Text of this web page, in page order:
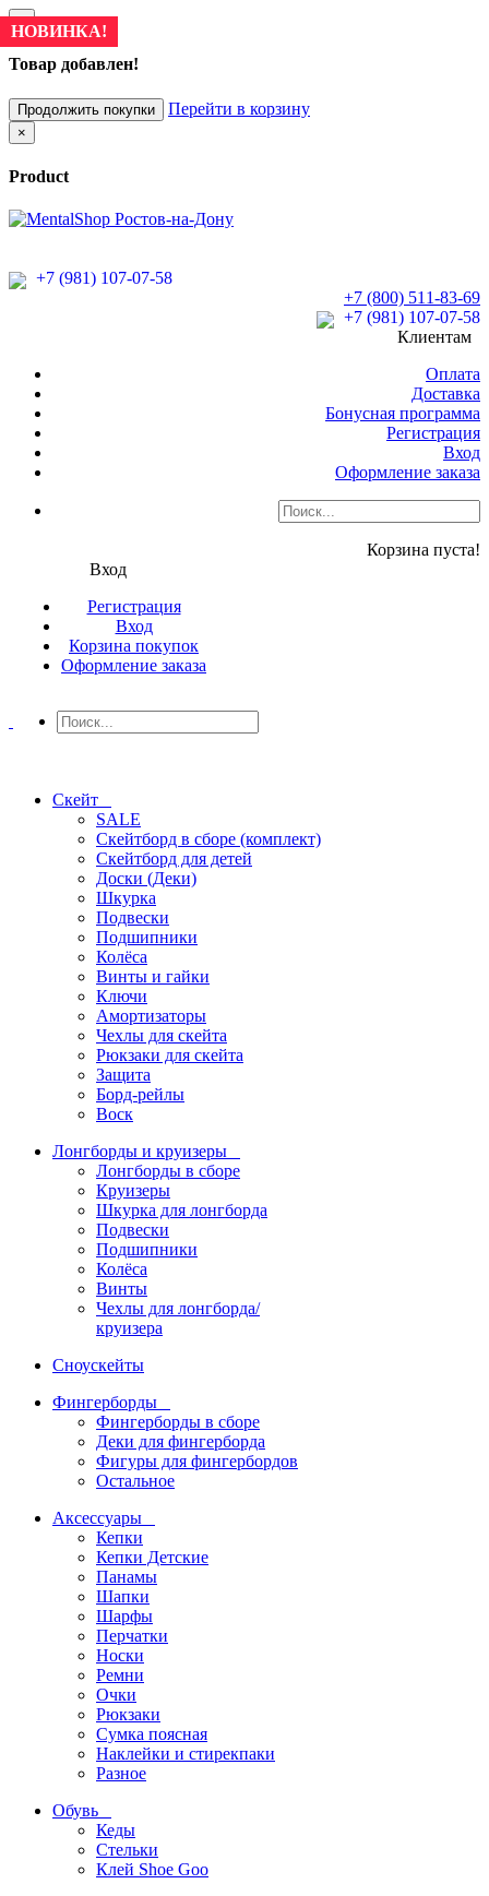
×
Товар добавлен!
Продолжить покупки Перейти в корзину
×
Product
+7 (981) 107-07-58
+7 (800) 511-83-69
+7 (981) 107-07-58
Клиентам
Оплата
Доставка
Бонусная программа
Регистрация
Вход
Оформление заказа
Корзина пуста!
Вход
Регистрация
Вход
Корзина покупок
Оформление заказа
Скейт
SALE
Скейтборд в сборе (комплект)
Скейтборд для детей
Доски (Деки)
Шкурка
Подвески
Подшипники
Колёса
Винты и гайки
Ключи
Амортизаторы
Чехлы для скейта
Рюкзаки для скейта
Защита
Борд-рейлы
Воск
Лонгборды и круизеры
Лонгборды в сборе
Круизеры
Шкурка для лонгборда
Подвески
Подшипники
Колёса
Винты
Чехлы для лонгборда/
круизера
Сноускейты
Фингерборды
Фингерборды в сборе
Деки для фингерборда
Фигуры для фингербордов
Остальное
Аксессуары
Кепки
Кепки Детские
Панамы
Шапки
Шарфы
Перчатки
Носки
Ремни
Очки
Рюкзаки
Сумка поясная
Наклейки и стирекпаки
Разное
Обувь
Кеды
Стельки
Клей Shoe Goo
НОВИНКА!
НОВИНКА!